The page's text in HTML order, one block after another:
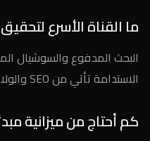
ما القناة الأسرع
البحث المدفوع والسوشيال
الاستدامة تأتي من SEO والولاء.
كم أحتاج من ميزانية